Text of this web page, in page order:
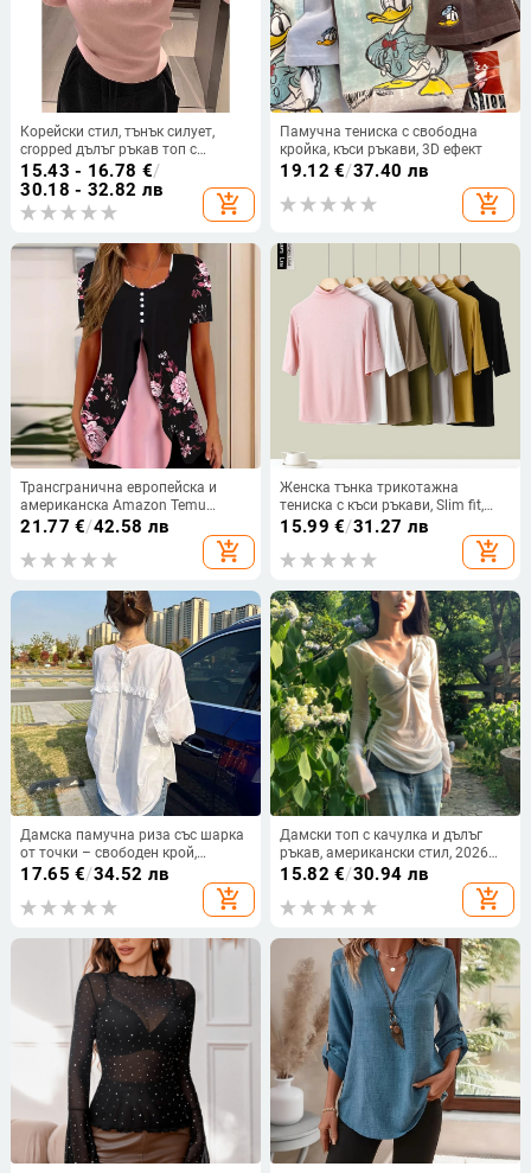
Корейски стил, тънък силует,
cropped дълъг ръкав топ с
бродерия върху Derong плат,
квадратно деколте, есенно-зимна
дамска дреха
15.43 - 16.78 €/
30.18 - 32.82 лв
add_shopping_cart
Памучна тениска с свободна
кройка, къси ръкави, 3D ефект
19.12 €/37.40 лв
add_shopping_cart
Трансгранична европейска и
американска Amazon Temu
Лятна нова дамска тениска с
деколте, фалшива
ръкав
21.77 €/42.58 лв
add_shopping_cart
Женска тънка трикотажна
тениска с къси ръкави, Slim fit,
модална смес, mock neck, лека и
15.99 €/31.27 лв
add_shopping_cart
Дамска памучна риза със шарка
от точки – свободен крой,
корейски стил
17.65 €/34.52 лв
add_shopping_cart
Дамски топ с качулка и дълъг
ръкав, американски стил, 2026
есен, Slim-Fit
15.82 €/30.94 лв
add_shopping_cart